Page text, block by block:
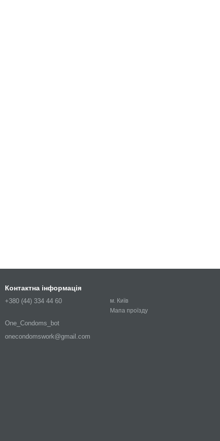
Контактна інформація
+380 (44) 334 44 60
One_Condoms_bot
onecondomswork@gmail.com
м. Київ
Мапа проїзду